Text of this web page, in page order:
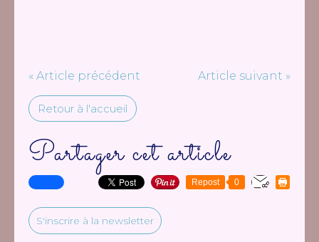
« Article précédent Article suivant »
Retour à l'accueil
Partager cet article
Repost 0
S'inscrire à la newsletter